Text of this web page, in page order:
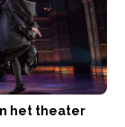
het theater